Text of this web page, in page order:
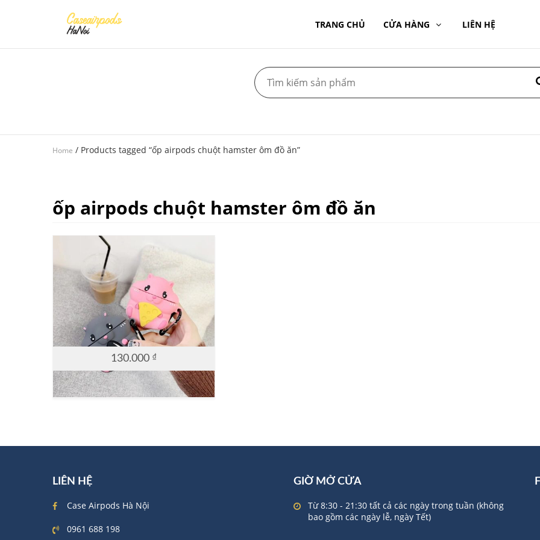
TRANG CHỦ CỬA HÀNG LIÊN HỆ
Home / Products tagged “ốp airpods chuột hamster ôm đồ ăn”
ốp airpods chuột hamster ôm đồ ăn
130.000 ₫
LIÊN HỆ
Case Airpods Hà Nội
0961 688 198
GIỜ MỞ CỬA
Từ 8:30 - 21:30 tất cả các ngày trong tuần (không
bao gồm các ngày lễ, ngày Tết)